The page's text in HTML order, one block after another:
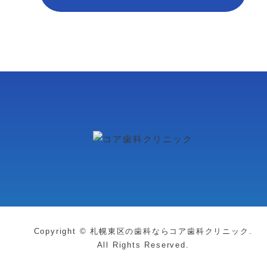
Copyright © 札幌東区の歯科ならコア歯科クリニック.
All Rights Reserved.